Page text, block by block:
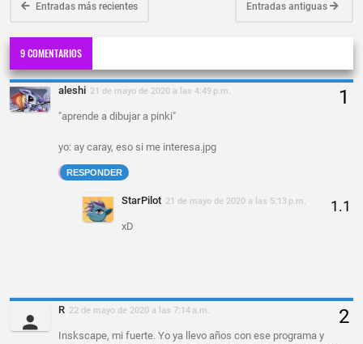
Entradas más recientes Entradas antiguas
9 COMENTARIOS
aleshi 21 de mayo de 2020 a las 4:49 p.m.
"aprende a dibujar a pinki"
yo: ay caray, eso si me interesa.jpg
RESPONDER
StarPilot 21 de mayo de 2020 a las 5:13 p.m.
xD
R 22 de mayo de 2020 a las 7:14 a.m.
Inskscape, mi fuerte. Yo ya llevo años con ese programa y